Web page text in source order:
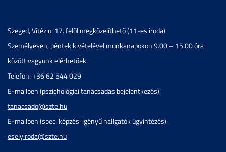
Szeged, Vitéz u. 17. felől megközelíthető (11-es iroda)
Személyesen, péntek kivételével munkanapokon 9.00 – 15.00 óra
között vagyunk elérhetőek.
Telefon: +36 62 544 029
E-mailben (pszichológiai tanácsadás bejelentkezés):
tanacsado@szte.hu
E-mailben (spec. képzési igényű hallgatók ügyintézés):
eselyiroda@szte.hu